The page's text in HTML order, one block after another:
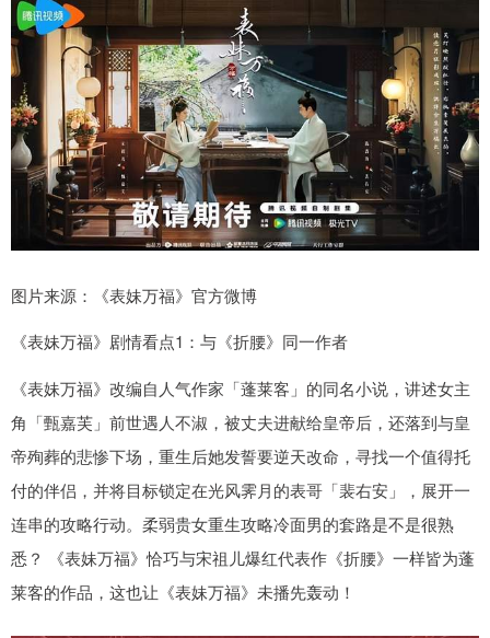
图片来源：《表妹万福》官方微博
《表妹万福》剧情看点1：与《折腰》同一作者
《表妹万福》改编自人气作家「蓬莱客」的同名小说，讲述女主
角「甄嘉芙」前世遇人不淑，被丈夫进献给皇帝后，还落到与皇
帝殉葬的悲惨下场，重生后她发誓要逆天改命，寻找一个值得托
付的伴侣，并将目标锁定在光风霁月的表哥「裴右安」，展开一
连串的攻略行动。柔弱贵女重生攻略冷面男的套路是不是很熟
悉？ 《表妹万福》恰巧与宋祖儿爆红代表作《折腰》一样皆为蓬
莱客的作品，这也让《表妹万福》未播先轰动！